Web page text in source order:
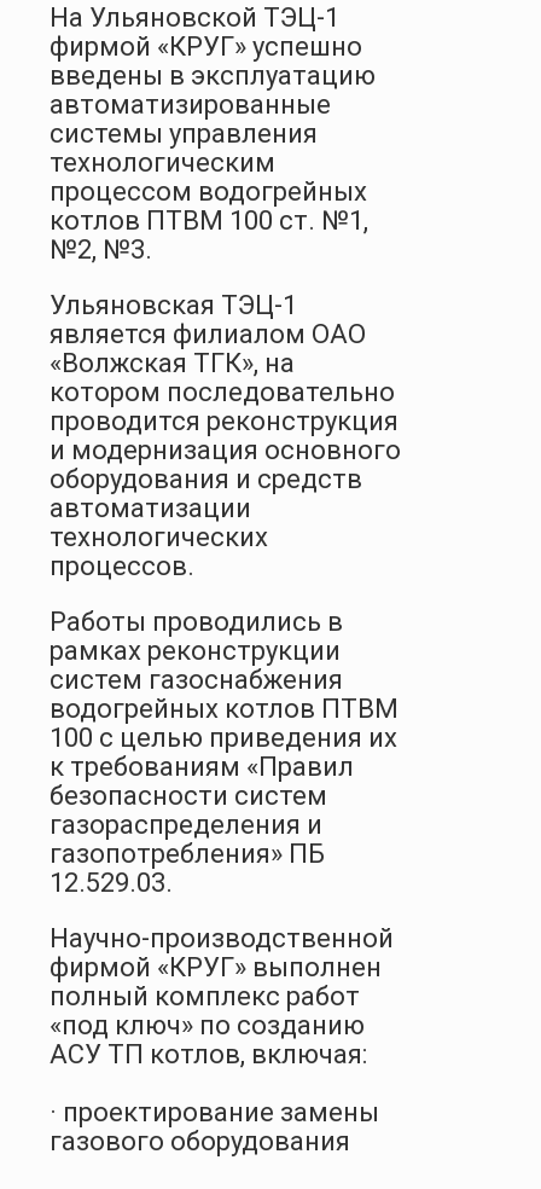
На Ульяновской ТЭЦ-1
фирмой «КРУГ» успешно
введены в эксплуатацию
автоматизированные
системы управления
технологическим
процессом водогрейных
котлов ПТВМ 100 ст. №1,
№2, №3.
Ульяновская ТЭЦ-1
является филиалом ОАО
«Волжская ТГК», на
котором последовательно
проводится реконструкция
и модернизация основного
оборудования и средств
автоматизации
технологических
процессов.
Работы проводились в
рамках реконструкции
систем газоснабжения
водогрейных котлов ПТВМ
100 с целью приведения их
к требованиям «Правил
безопасности систем
газораспределения и
газопотребления» ПБ
12.529.03.
Научно-производственной
фирмой «КРУГ» выполнен
полный комплекс работ
«под ключ» по созданию
АСУ ТП котлов, включая:
· проектирование замены
газового оборудования